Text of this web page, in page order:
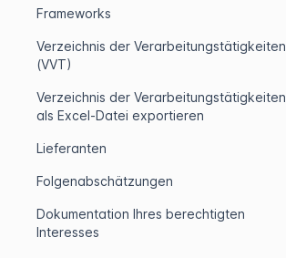
Frameworks
Verzeichnis der Verarbeitungstätigkeiten
(VVT)
Verzeichnis der Verarbeitungstätigkeiten
als Excel-Datei exportieren
Lieferanten
Folgenabschätzungen
Dokumentation Ihres berechtigten
Interesses